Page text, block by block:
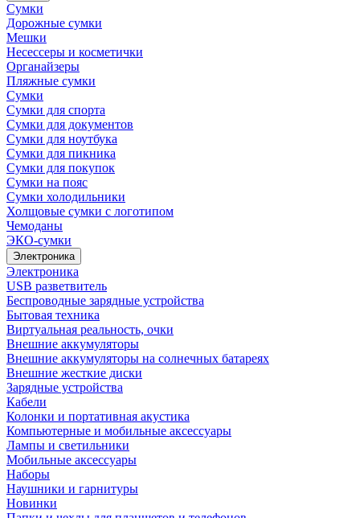
Сумки
Дорожные сумки
Мешки
Несессеры и косметички
Органайзеры
Пляжные сумки
Сумки
Сумки для спорта
Сумки для документов
Сумки для ноутбука
Сумки для пикника
Сумки для покупок
Сумки на пояс
Сумки холодильники
Холщовые сумки с логотипом
Чемоданы
ЭКО-сумки
Электроника
Электроника
USB разветвитель
Беспроводные зарядные устройства
Бытовая техника
Виртуальная реальность, очки
Внешние аккумуляторы
Внешние аккумуляторы на солнечных батареях
Внешние жесткие диски
Зарядные устройства
Кабели
Колонки и портативная акустика
Компьютерные и мобильные аксессуары
Лампы и светильники
Мобильные аксессуары
Наборы
Наушники и гарнитуры
Новинки